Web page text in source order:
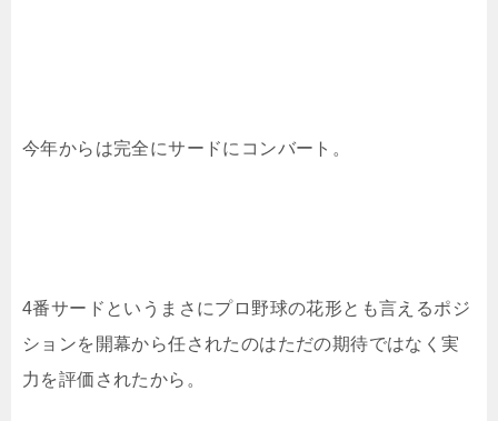
今年からは完全にサードにコンバート。
4番サードというまさにプロ野球の花形とも言えるポジ
ションを開幕から任されたのはただの期待ではなく実
力を評価されたから。